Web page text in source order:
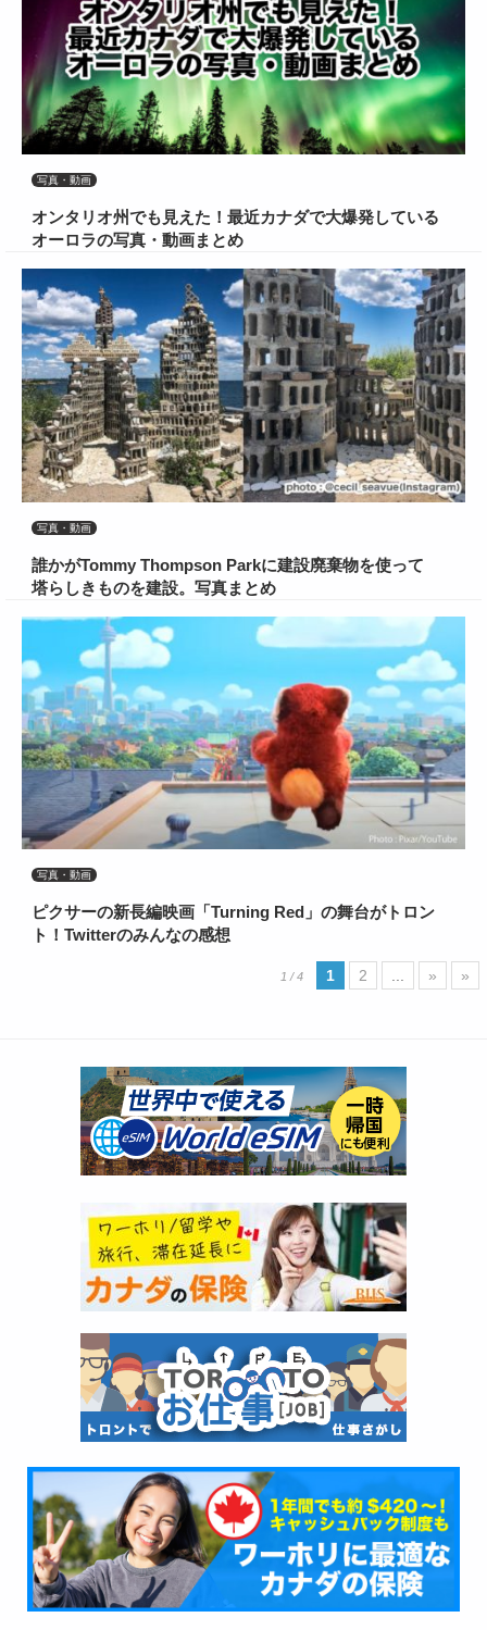
写真・動画
オンタリオ州でも見えた！最近カナダで大爆発している
オーロラの写真・動画まとめ
写真・動画
誰かがTommy Thompson Parkに建設廃棄物を使って
塔らしきものを建設。写真まとめ
写真・動画
ピクサーの新長編映画「Turning Red」の舞台がトロン
ト！Twitterのみんなの感想
1 / 4 1 2 ... » »